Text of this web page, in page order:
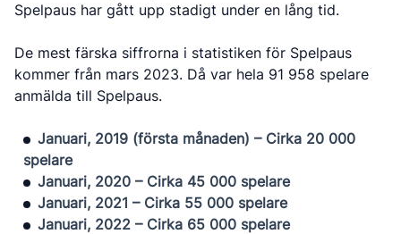
Spelpaus har gått upp stadigt under en lång tid.
De mest färska siffrorna i statistiken för Spelpaus
kommer från mars 2023. Då var hela 91 958 spelare
anmälda till Spelpaus.
Januari, 2019 (första månaden) – Cirka 20 000
spelare
Januari, 2020 – Cirka 45 000 spelare
Januari, 2021 – Cirka 55 000 spelare
Januari, 2022 – Cirka 65 000 spelare